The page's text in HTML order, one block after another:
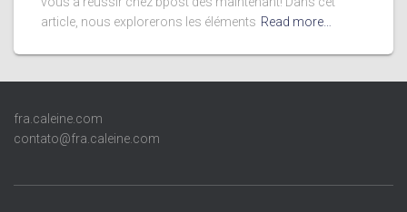
article, nous explorerons les éléments Read more…
fra.caleine.com
contato@fra.caleine.com